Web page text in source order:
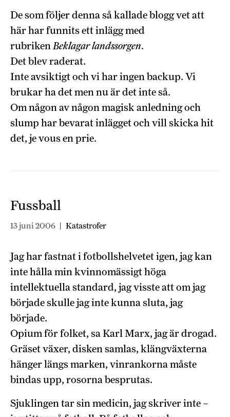
De som följer denna så kallade blogg vet att
här har funnits ett inlägg med
rubrikenBeklagar landssorgen.
Det blev raderat.
Inte avsiktigt och vi har ingen backup. Vi
brukar ha det men nu är det inte så.
Om någon av någon magisk anledning och
slump har bevarat inlägget och vill skicka hit
det, je vous en prie.
Fussball
13 juni 2006 | Katastrofer
Jag har fastnat i fotbollshelvetet igen, jag kan
inte hålla min kvinnomässigt höga
intellektuella standard, jag visste att om jag
började skulle jag inte kunna sluta, jag
började.
Opium för folket, sa Karl Marx, jag är drogad.
Gräset växer, disken samlas, klängväxterna
hänger längs marken, vinrankorna måste
bindas upp, rosorna besprutas.
Sjuklingen tar sin medicin, jag skriver inte –